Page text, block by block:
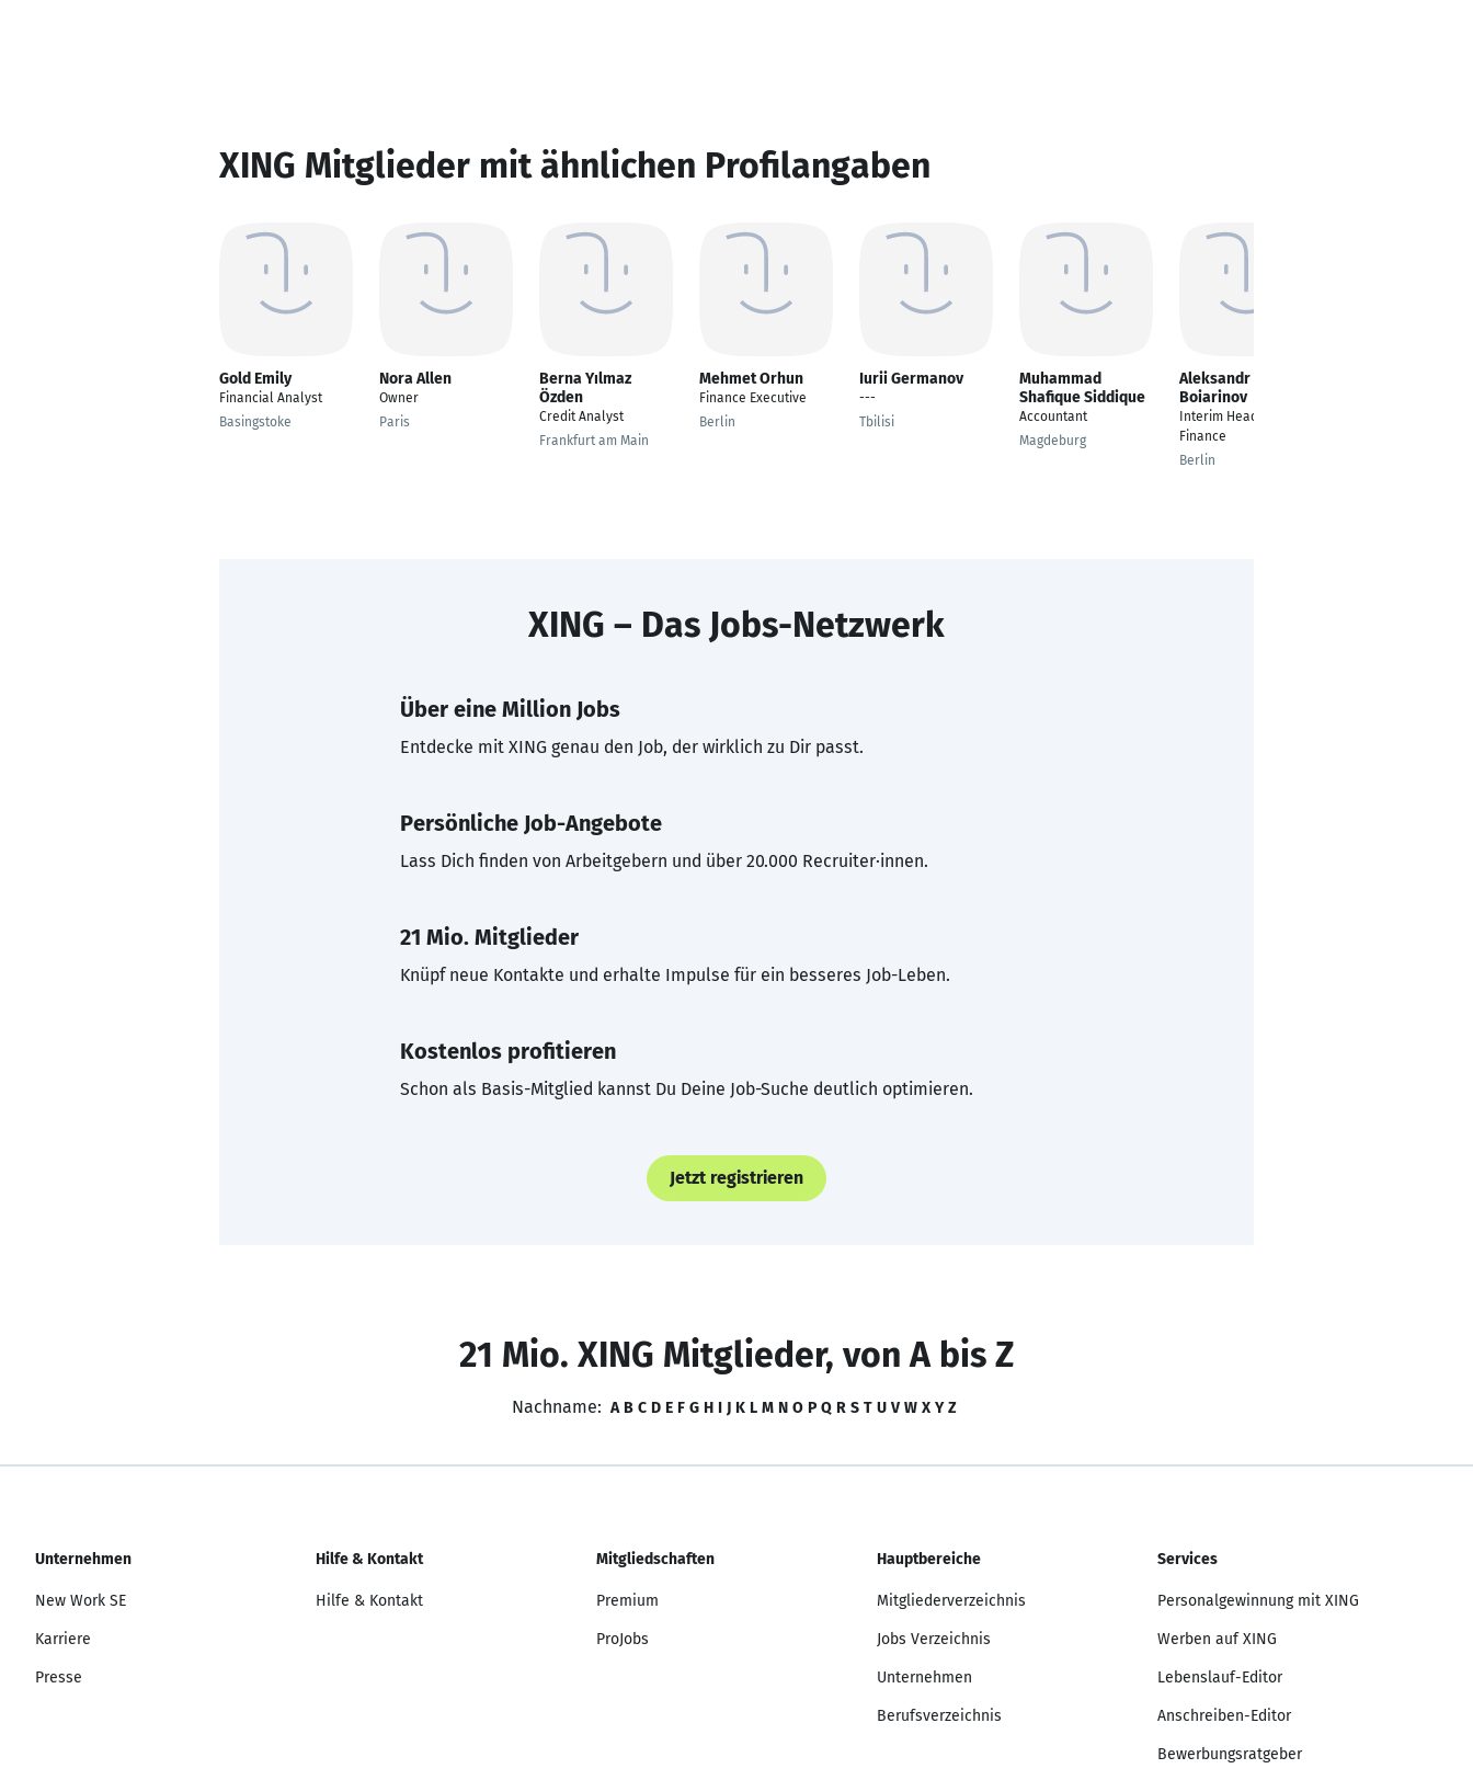
XING Mitglieder mit ähnlichen Profilangaben
Gold Emily
Financial Analyst
Basingstoke
Nora Allen
Owner
Paris
Berna Yılmaz
Özden
Credit Analyst
Frankfurt am Main
Mehmet Orhun
Finance Executive
Berlin
Iurii Germanov
---
Tbilisi
Muhammad
Shafique Siddique
Accountant
Magdeburg
Aleksandr
Boiarinov
Interim Head of
Finance
Berlin
XING – Das Jobs-Netzwerk
Über eine Million Jobs
Entdecke mit XING genau den Job, der wirklich zu Dir passt.
Persönliche Job-Angebote
Lass Dich finden von Arbeitgebern und über 20.000 Recruiter·innen.
21 Mio. Mitglieder
Knüpf neue Kontakte und erhalte Impulse für ein besseres Job-Leben.
Kostenlos profitieren
Schon als Basis-Mitglied kannst Du Deine Job-Suche deutlich optimieren.
Jetzt registrieren
21 Mio. XING Mitglieder, von A bis Z
Nachname: A B C D E F G H I J K L M N O P Q R S T U V W X Y Z
Unternehmen
New Work SE
Karriere
Presse
Hilfe & Kontakt
Hilfe & Kontakt
Mitgliedschaften
Premium
ProJobs
Hauptbereiche
Mitgliederverzeichnis
Jobs Verzeichnis
Unternehmen
Berufsverzeichnis
Services
Personalgewinnung mit XING
Werben auf XING
Lebenslauf-Editor
Anschreiben-Editor
Bewerbungsratgeber